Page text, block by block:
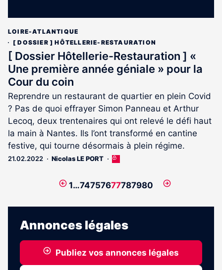
LOIRE-ATLANTIQUE
[ DOSSIER ] HÔTELLERIE-RESTAURATION
[ Dossier Hôtellerie-Restauration ] «
Une première année géniale » pour la
Cour du coin
Reprendre un restaurant de quartier en plein Covid
? Pas de quoi effrayer Simon Panneau et Arthur
Lecoq, deux trentenaires qui ont relevé le défi haut
la main à Nantes. Ils l’ont transformé en cantine
festive, qui tourne désormais à plein régime.
21.02.2022 Nicolas LE PORT
Cet
réservé
abonnés
Page
1…74757677787980
Page
Annonces légales
Publiez vos annonces légales